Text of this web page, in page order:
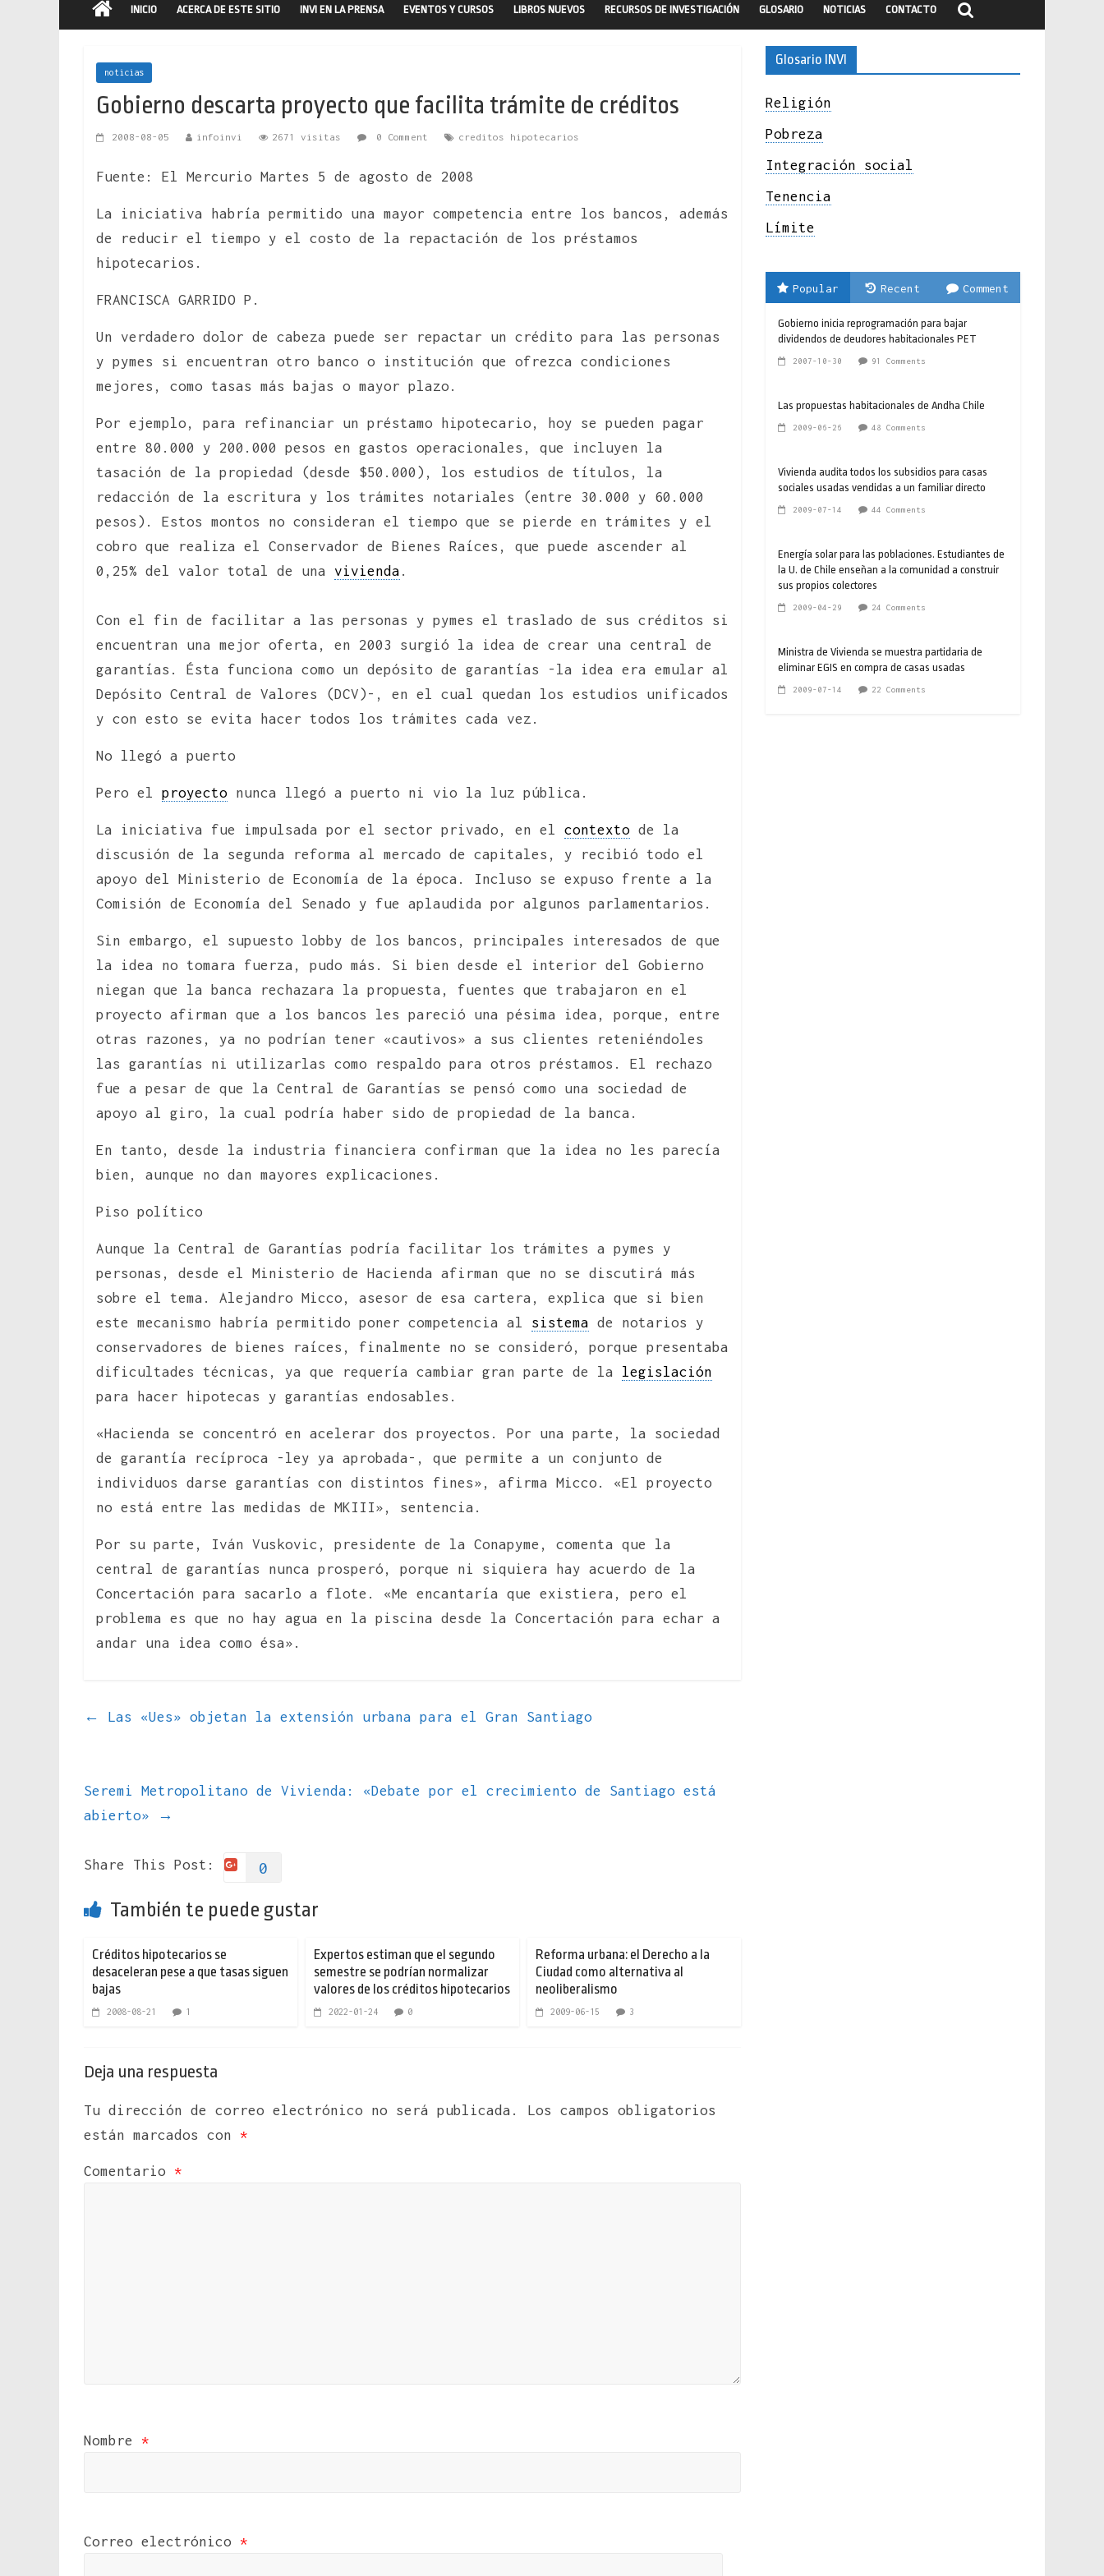
INICIO ACERCA DE ESTE SITIO INVI EN LA PRENSA EVENTOS Y CURSOS LIBROS NUEVOS RECURSOS DE INVESTIGACIÓN GLOSARIO NOTICIAS CONTACTO
noticias
Gobierno descarta proyecto que facilita trámite de créditos
2008-08-05 infoinvi 2671 visitas 0 Comment creditos hipotecarios
Fuente: El Mercurio Martes 5 de agosto de 2008
La iniciativa habría permitido una mayor competencia entre los bancos, además
de reducir el tiempo y el costo de la repactación de los préstamos
hipotecarios.
FRANCISCA GARRIDO P.
Un verdadero dolor de cabeza puede ser repactar un crédito para las personas
y pymes si encuentran otro banco o institución que ofrezca condiciones
mejores, como tasas más bajas o mayor plazo.
Por ejemplo, para refinanciar un préstamo hipotecario, hoy se pueden pagar
entre 80.000 y 200.000 pesos en gastos operacionales, que incluyen la
tasación de la propiedad (desde $50.000), los estudios de títulos, la
redacción de la escritura y los trámites notariales (entre 30.000 y 60.000
pesos). Estos montos no consideran el tiempo que se pierde en trámites y el
cobro que realiza el Conservador de Bienes Raíces, que puede ascender al
0,25% del valor total de una vivienda .
Con el fin de facilitar a las personas y pymes el traslado de sus créditos si
encuentran una mejor oferta, en 2003 surgió la idea de crear una central de
garantías. Ésta funciona como un depósito de garantías -la idea era emular al
Depósito Central de Valores (DCV)-, en el cual quedan los estudios unificados
y con esto se evita hacer todos los trámites cada vez.
No llegó a puerto
Pero el proyecto nunca llegó a puerto ni vio la luz pública.
La iniciativa fue impulsada por el sector privado, en el contexto de la
discusión de la segunda reforma al mercado de capitales, y recibió todo el
apoyo del Ministerio de Economía de la época. Incluso se expuso frente a la
Comisión de Economía del Senado y fue aplaudida por algunos parlamentarios.
Sin embargo, el supuesto lobby de los bancos, principales interesados de que
la idea no tomara fuerza, pudo más. Si bien desde el interior del Gobierno
niegan que la banca rechazara la propuesta, fuentes que trabajaron en el
proyecto afirman que a los bancos les pareció una pésima idea, porque, entre
otras razones, ya no podrían tener «cautivos» a sus clientes reteniéndoles
las garantías ni utilizarlas como respaldo para otros préstamos. El rechazo
fue a pesar de que la Central de Garantías se pensó como una sociedad de
apoyo al giro, la cual podría haber sido de propiedad de la banca.
En tanto, desde la industria financiera confirman que la idea no les parecía
bien, aunque no dan mayores explicaciones.
Piso político
Aunque la Central de Garantías podría facilitar los trámites a pymes y
personas, desde el Ministerio de Hacienda afirman que no se discutirá más
sobre el tema. Alejandro Micco, asesor de esa cartera, explica que si bien
este mecanismo habría permitido poner competencia al sistema de notarios y
conservadores de bienes raíces, finalmente no se consideró, porque presentaba
dificultades técnicas, ya que requería cambiar gran parte de la legislación
para hacer hipotecas y garantías endosables.
«Hacienda se concentró en acelerar dos proyectos. Por una parte, la sociedad
de garantía recíproca -ley ya aprobada-, que permite a un conjunto de
individuos darse garantías con distintos fines», afirma Micco. «El proyecto
no está entre las medidas de MKIII», sentencia.
Por su parte, Iván Vuskovic, presidente de la Conapyme, comenta que la
central de garantías nunca prosperó, porque ni siquiera hay acuerdo de la
Concertación para sacarlo a flote. «Me encantaría que existiera, pero el
problema es que no hay agua en la piscina desde la Concertación para echar a
andar una idea como ésa».
← Las «Ues» objetan la extensión urbana para el Gran Santiago
Seremi Metropolitano de Vivienda: «Debate por el crecimiento de Santiago está
abierto»
→
Share This Post: 0
También te puede gustar
Créditos hipotecarios se
desaceleran pese a que tasas siguen
bajas
2008-08-21 1
Expertos estiman que el segundo
semestre se podrían normalizar
valores de los créditos hipotecarios
2022-01-24 0
Reforma urbana: el Derecho a la
Ciudad como alternativa al
neoliberalismo
2009-06-15 3
Deja una respuesta
Tu dirección de correo electrónico no será publicada.
Los campos obligatorios
están marcados con *
Comentario *
Nombre *
Correo electrónico *
Glosario INVI
Religión
Pobreza
Integración social
Tenencia
Límite
Popular Recent Comment
Gobierno inicia reprogramación para bajar
dividendos de deudores habitacionales PET
2007-10-30 91 Comments
Las propuestas habitacionales de Andha Chile
2009-06-26 48 Comments
Vivienda audita todos los subsidios para casas
sociales usadas vendidas a un familiar directo
2009-07-14 44 Comments
Energía solar para las poblaciones. Estudiantes de
la U. de Chile enseñan a la comunidad a construir
sus propios colectores
2009-04-29 24 Comments
Ministra de Vivienda se muestra partidaria de
eliminar EGIS en compra de casas usadas
2009-07-14 22 Comments